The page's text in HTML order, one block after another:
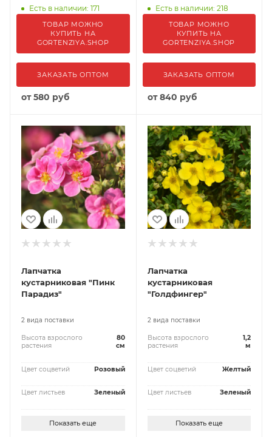
Есть в наличии: 171
ТОВАР МОЖНО
КУПИТЬ НА
GORTENZIYA.SHOP
ЗАКАЗАТЬ ОПТОМ
от580 руб
Есть в наличии: 218
ТОВАР МОЖНО
КУПИТЬ НА
GORTENZIYA.SHOP
ЗАКАЗАТЬ ОПТОМ
от840 руб
Лапчатка
кустарниковая "Пинк
Парадиз"
2 вида поставки
Высота взрослого
растения
80
см
Цвет соцветий Розовый
Цвет листьев Зеленый
Показать еще
Лапчатка
кустарниковая
"Голдфингер"
2 вида поставки
Высота взрослого
растения
1,2
м
Цвет соцветий Желтый
Цвет листьев Зеленый
Показать еще